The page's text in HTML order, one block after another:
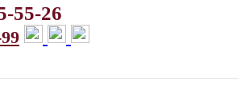
55-26